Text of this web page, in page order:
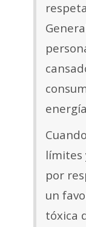
límites
por
un
tóxica